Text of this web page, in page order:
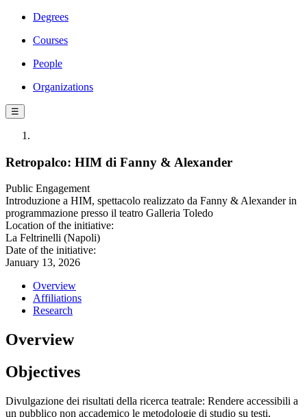
Degrees
Courses
People
Organizations
☰
Retropalco: HIM di Fanny & Alexander
Public Engagement
Introduzione a HIM, spettacolo realizzato da Fanny & Alexander in
programmazione presso il teatro Galleria Toledo
Location of the initiative:
La Feltrinelli (Napoli)
Date of the initiative:
January 13, 2026
Overview
Affiliations
Research
Overview
Objectives
Divulgazione dei risultati della ricerca teatrale: Rendere accessibili a
un pubblico non accademico le metodologie di studio su testi,